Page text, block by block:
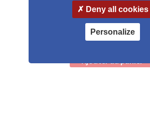
Distributeur LD6025 C-2
756,00€ HT
Ajouter au panier
Deny all cookies
Personalize